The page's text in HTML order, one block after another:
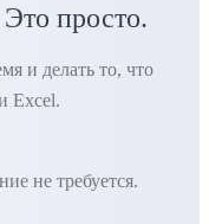
просто.
и делать то, что
Excel.
не требуется.